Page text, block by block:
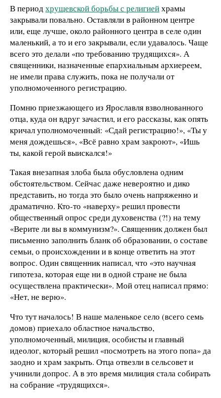
В периодхрущевской борьбы с религиейхрамы
закрывали повально. Оставляли в районном центре
или, еще лучше, около районного центра в селе один
маленький, а то и его закрывали, если удавалось. Чаще
всего это делали «по требованию трудящихся». А
священники, назначенные епархиальным архиереем,
не имели права служить, пока не получали от
уполномоченного регистрацию.
Помню приезжающего из Ярославля взволнованного
отца, куда он вдруг зачастил, и его рассказы, как опять
кричал уполномоченный: «Сдай регистрацию!», «Ты у
меня дождешься», «Всё равно храм закроют», «Ишь
ты, какой герой выискался!»
Такая внезапная злоба была обусловлена одним
обстоятельством. Сейчас даже невероятно и дико
представить, но тогда это было очень напряженно и
драматично. Кто-то «наверху» решил провести
общественный опрос среди духовенства (?!) на тему
«Верите ли вы в коммунизм?». Священник должен был
письменно заполнить бланк об образовании, о составе
семьи, о происхождении и в конце ответить на этот
вопрос. Один священник написал, что «это научная
гипотеза, которая еще ни в одной стране не была
осуществлена практически». Мой отец написал прямо:
«Нет, не верю».
Что тут началось! В наше маленькое село (всего семь
домов) приехало областное начальство,
уполномоченный, милиция, особисты и главный
идеолог, который решил «посмотреть на этого попа» да
заодно и храм закрыть. Отца отвезли в сельсовет и
учинили допрос. А в это время милиция стала собирать
на собрание «трудящихся».